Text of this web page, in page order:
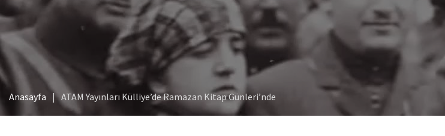
Anasayfa ATAM Yayınları Külliye’de Ramazan Kitap Günleri’nde